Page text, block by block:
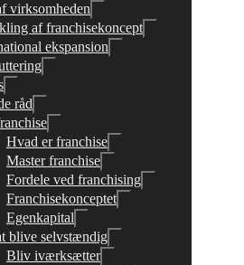
virksomheden
af franchisekoncept
ekspansion
råd
Hvad er franchise
Master franchise
Fordele ved franchising
Franchisekonceptet
Egenkapital
blive selvstændig
Bliv iværksætter